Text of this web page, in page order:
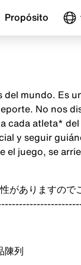
Propósito
del mundo. Es
No nos
cada atleta*
y seguir
juego, se
がありますので
陳列